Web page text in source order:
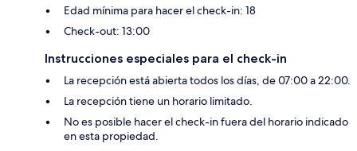
Edad mínima para hacer el check-in: 18
Check-out: 13:00
Instrucciones especiales para el check-in
La recepción está abierta todos los días, de 07:00 a 22:00.
La recepción tiene un horario limitado.
No es posible hacer el check-in fuera del horario indicado
en esta propiedad.